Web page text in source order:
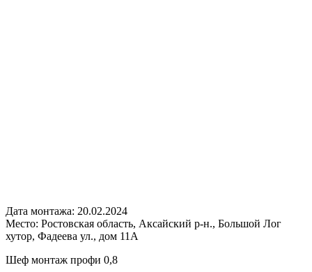
Дата монтажа: 20.02.2024
Место: Ростовская область, Аксайский р-н., Большой Лог
хутор, Фадеева ул., дом 11А
Шеф монтаж профи 0,8